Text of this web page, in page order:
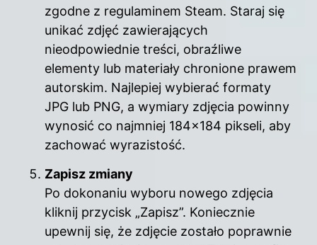
zgodne z regulaminem Steam. Staraj się
unikać zdjęć zawierających
nieodpowiednie treści, obraźliwe
elementy lub materiały chronione prawem
autorskim. Najlepiej wybierać formaty
JPG lub PNG, a wymiary zdjęcia powinny
wynosić co najmniej 184×184 pikseli, aby
zachować wyrazistość.
Zapisz zmiany
Po dokonaniu wyboru nowego zdjęcia
kliknij przycisk „Zapisz”. Koniecznie
upewnij się, że zdjęcie zostało poprawnie